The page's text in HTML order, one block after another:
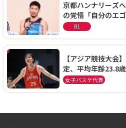
京都ハンナリーズ
の覚悟「自分のエ
に、京都に来たわけ
B1
【アジア競技大会
定、平均年齢23.8
本開催の大舞台で頂
女子バスケ代表